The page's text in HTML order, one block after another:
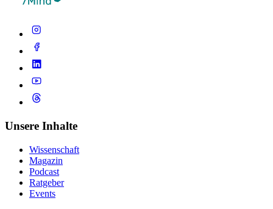
Unsere Inhalte
Wissenschaft
Magazin
Podcast
Ratgeber
Events